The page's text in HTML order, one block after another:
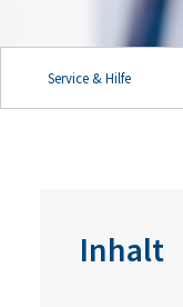
Service & Hilfe
Inhalt